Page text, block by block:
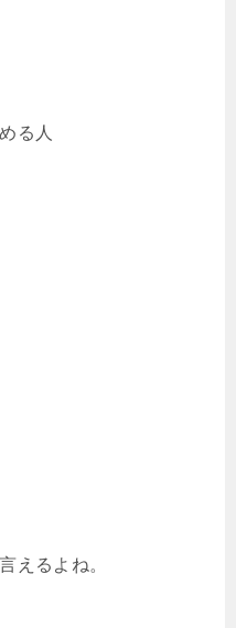
る人
えるよね。